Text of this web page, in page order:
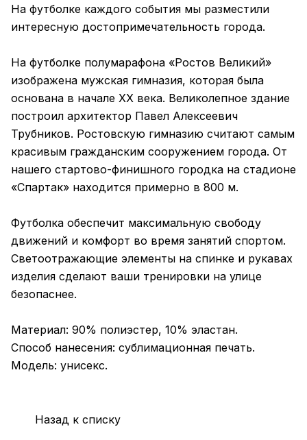
На футболке каждого события мы разместили
интересную достопримечательность города.
На футболке полумарафона «Ростов Великий»
изображена мужская гимназия, которая была
основана в начале XX века. Великолепное здание
построил архитектор Павел Алексеевич
Трубников. Ростовскую гимназию считают самым
красивым гражданским сооружением города. От
нашего стартово-финишного городка на стадионе
«Спартак» находится примерно в 800 м.
Футболка обеспечит максимальную свободу
движений и комфорт во время занятий спортом.
Светоотражающие элементы на спинке и рукавах
изделия сделают ваши тренировки на улице
безопаснее.
Материал: 90% полиэстер, 10% эластан.
Способ нанесения: сублимационная печать.
Модель: унисекс.
Назад к списку